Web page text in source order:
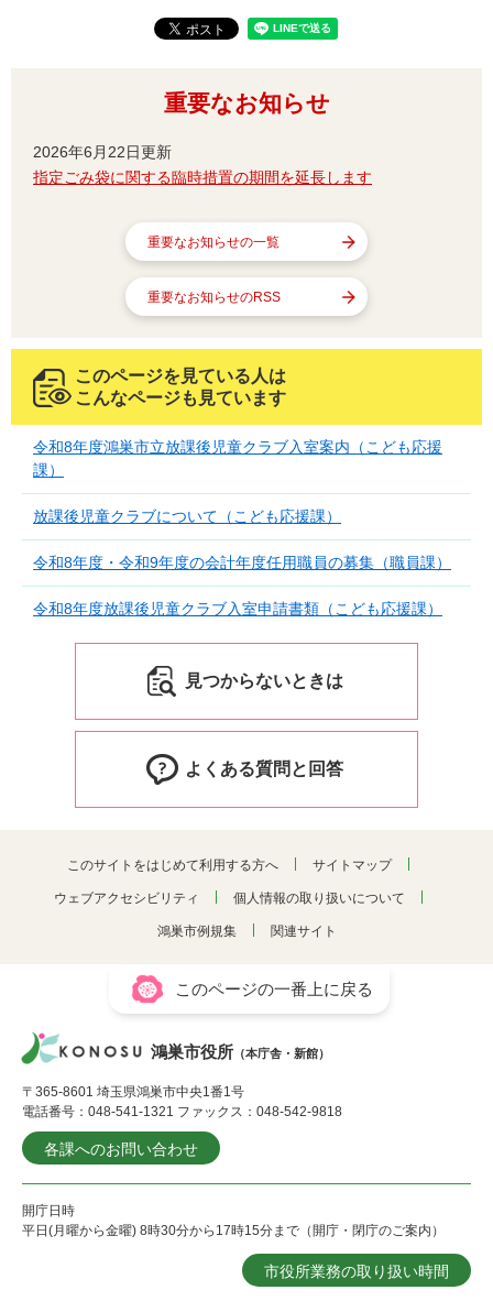
重要なお知らせ
2026年6月22日更新
指定ごみ袋に関する臨時措置の期間を延長します
重要なお知らせの一覧
重要なお知らせのRSS
このページを見ている人は
こんなページも見ています
令和8年度鴻巣市立放課後児童クラブ入室案内（こども応援
課）
放課後児童クラブについて（こども応援課）
令和8年度・令和9年度の会計年度任用職員の募集（職員課）
令和8年度放課後児童クラブ入室申請書類（こども応援課）
見つからないときは
よくある質問と回答
このサイトをはじめて利用する方へ サイトマップ
ウェブアクセシビリティ 個人情報の取り扱いについて
鴻巣市例規集 関連サイト
このページの一番上に戻る
鴻巣市役所 （本庁舎・新館）
〒365-8601 埼玉県鴻巣市中央1番1号
電話番号：048-541-1321 ファックス：048-542-9818
各課へのお問い合わせ
開庁日時
平日(月曜から金曜) 8時30分から17時15分まで（開庁・閉庁のご案内）
市役所業務の取り扱い時間